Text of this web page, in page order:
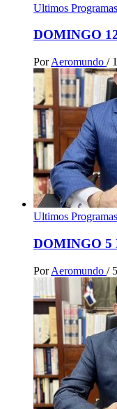
Ultimos Programas
DOMINGO
Por Aeromundo /
Ultimos Programas
DOMINGO 5
Por Aeromundo /